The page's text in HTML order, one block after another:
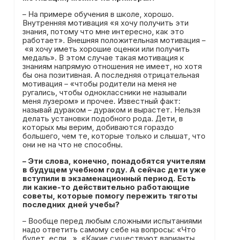
– На примере обучения в школе, хорошо.
Внутренняя мотивация «я хочу получить эти
знания, потому что мне интересно, как это
работает». Внешняя положительная мотивация –
«я хочу иметь хорошие оценки или получить
медаль». В этом случае такая мотивация к
знаниям напрямую отношения не имеет, но хотя
бы она позитивная. А последняя отрицательная
мотивация – «чтобы родители на меня не
ругались, чтобы одноклассники не называли
меня лузером» и прочее. Известный факт:
называй дураком – дураком и вырастет. Нельзя
делать установки подобного рода. Дети, в
которых мы верим, добиваются гораздо
большего, чем те, которые только и слышат, что
они не на что не способны.
– Эти слова, конечно, понадобятся учителям
в будущем учебном году. А сейчас дети уже
вступили в экзаменационный период. Есть
ли какие-то действительно работающие
советы, которые помогу пережить тяготы
последних дней учебы?
– Вообще перед любым сложными испытаниями
надо ответить самому себе на вопросы: «Что